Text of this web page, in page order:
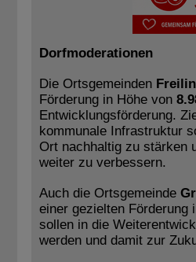
Dorfmoderationen
Die Ortsgemeinden
Förderung in Höhe von
Entwicklungsförderung.
kommunale Infrastruktur
Ort nachhaltig zu stärken
weiter zu verbessern.
Auch die Ortsgemeinde
einer gezielten Förderung
sollen in die
werden und damit zur